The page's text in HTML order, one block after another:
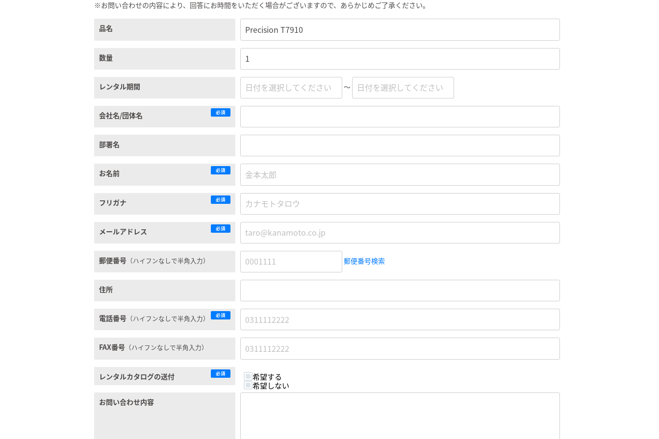
※お問い合わせの内容により、回答にお時間をいただく場合がございますので、あらかじめご了承ください。
品名
数量
レンタル期間 ～
会社名/団体名 必須
部署名
お名前 必須
フリガナ 必須
メールアドレス 必須
郵便番号 （ハイフンなしで半角入力） 郵便番号検索
住所
電話番号 （ハイフンなしで半角入力） 必須
FAX番号 （ハイフンなしで半角入力）
レンタルカタログの送付 必須
希望する
希望しない
お問い合わせ内容